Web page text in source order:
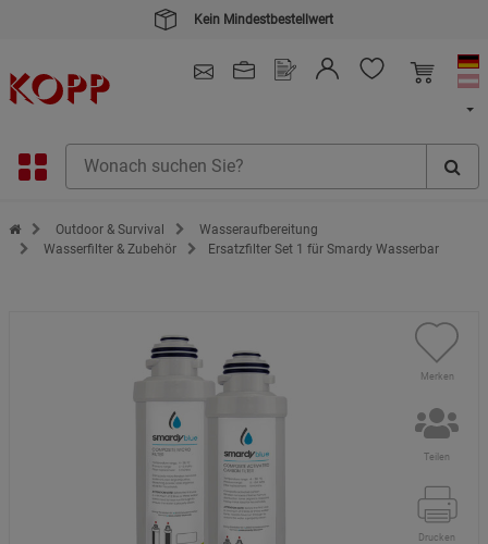
Kein Mindestbestellwert
Zur Startseite des Kopp Verlag Online-Shop
Outdoor & Survival
Wasseraufbereitung
Wasserfilter & Zubehör
Ersatzfilter Set 1 für Smardy Wasserbar
Merken
Teilen
Drucken